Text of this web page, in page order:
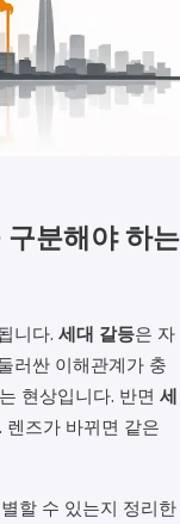
구분해야 하는
니다. 세대 갈등은 자
러싼 이해관계가 충
현상입니다. 반면 세
렌즈가 바뀌면 같은
할 수 있는지 정리한